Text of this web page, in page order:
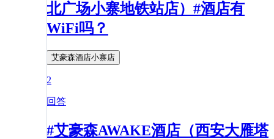
北广场小寨地铁站店）#酒店有
WiFi吗？
艾豪森酒店小寨店
2
回答
#艾豪森AWAKE酒店（西安大雁塔